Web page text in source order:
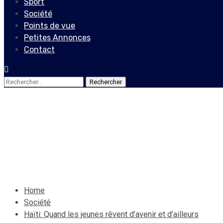
Société
Points de vue
Petites Annonces
Contact
Rechercher :
Home
Société
Haïti: Quand les jeunes rêvent d’avenir et d’ailleurs